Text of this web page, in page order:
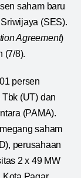
saham baru
(SES).
Agreement)
(7/8).
persen
(UT) dan
(PAMA).
saham
perusahaan
2 x 49 MW